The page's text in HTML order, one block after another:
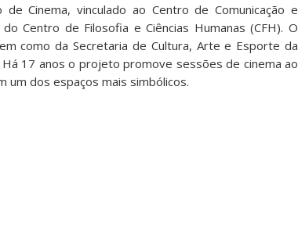
Cinema, vinculado ao Centro de Comunicação e
Centro de Filosofia e Ciências Humanas (CFH). O
como da Secretaria de Cultura, Arte e Esporte da
Há 17 anos o projeto promove sessões de cinema ao
um dos espaços mais simbólicos.